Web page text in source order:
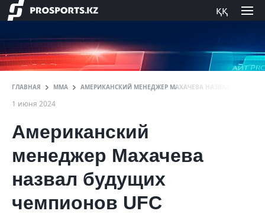
ққ
ГЛАВНАЯ ММА АМЕРИКАНСКИЙ МЕНЕДЖЕР МАХАЧЕВА НАЗВАЛ БУДУЩИХ
1 июня 2024
Американский
менеджер Махачева
назвал будущих
чемпионов UFC